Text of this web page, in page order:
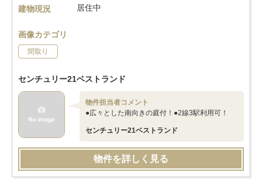
建物現況
居住中
画像カテゴリ
間取り
センチュリー21ベストランド
物件担当者コメント
●広々とした南向きの庭付！●2線3駅利用可！
センチュリー21ベストランド
物件を詳しく見る